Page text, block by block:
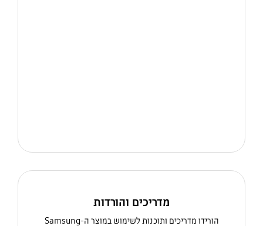
מדריכים והורדות
הורידו מדריכים ותוכנות לשימוש במוצר ה-Samsung